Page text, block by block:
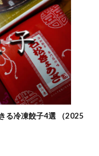
る冷凍餃子4選 （2025